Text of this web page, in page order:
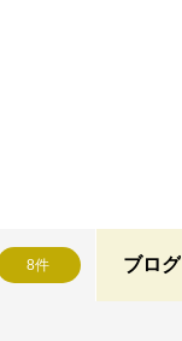
8件 ブログ